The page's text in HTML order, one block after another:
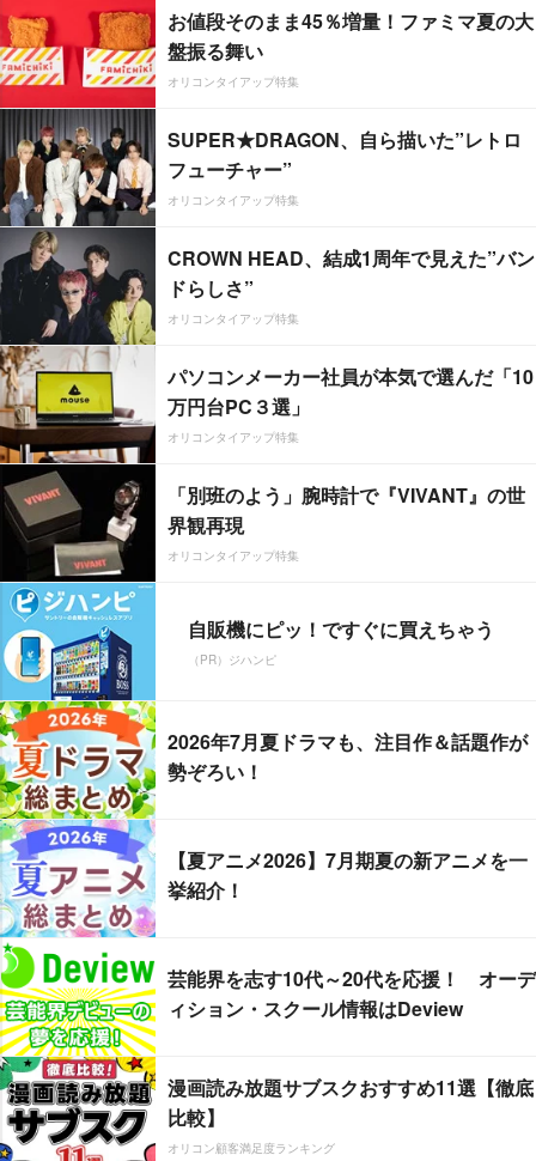
お値段そのまま45％増量！ファミマ夏の大
盤振る舞い
オリコンタイアップ特集
SUPER★DRAGON、自ら描いた”レトロ
フューチャー”
オリコンタイアップ特集
CROWN HEAD、結成1周年で見えた”バン
ドらしさ”
オリコンタイアップ特集
パソコンメーカー社員が本気で選んだ「10
万円台PC３選」
オリコンタイアップ特集
「別班のよう」腕時計で『VIVANT』の世
界観再現
オリコンタイアップ特集
自販機にピッ！ですぐに買えちゃう
（PR）ジハンピ
2026年7月夏ドラマも、注目作＆話題作が
勢ぞろい！
【夏アニメ2026】7月期夏の新アニメを一
挙紹介！
芸能界を志す10代～20代を応援！ オーデ
ィション・スクール情報はDeview
漫画読み放題サブスクおすすめ11選【徹底
比較】
オリコン顧客満足度ランキング